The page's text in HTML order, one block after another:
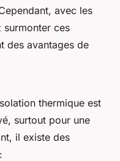
avec les
surmonter ces
des avantages de
thermique est
surtout pour une
il existe des